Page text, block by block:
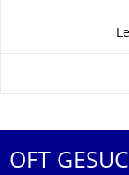
OFT